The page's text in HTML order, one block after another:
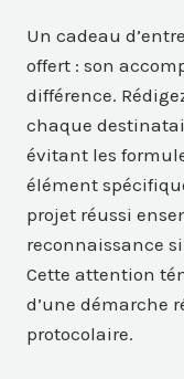
Un cadeau
offert : son
différence.
chaque
évitant les
élément
projet réussi
reconnaissance
Cette attention
d’une démarche
protocolaire.